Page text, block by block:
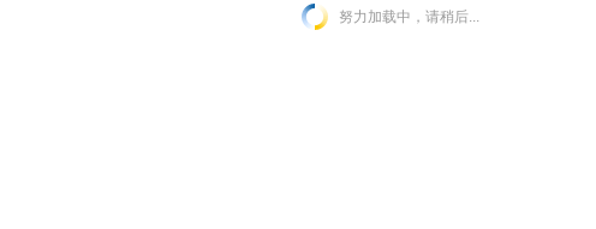
努力加载中，请稍后...